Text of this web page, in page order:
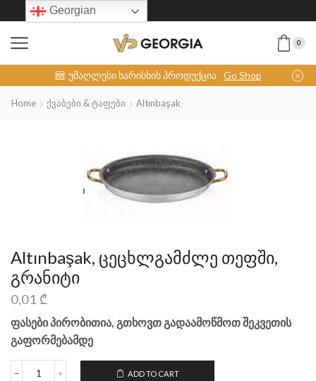
0
უმაღლესი ხარისხის პროდუქცია Go Shop
Home Ქვაბები & Ტაფები Altınbaşak
Altınbaşak, ცეცხლგამძლე თეფში,
გრანიტი
0,01 ₾
ფასები პირობითია, გთხოვთ გადაამოწმოთ შეკვეთის
გაფორმებამდე
ADD TO CART
Georgian